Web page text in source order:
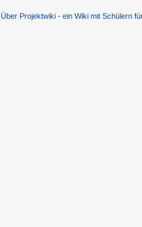
Über Projektwiki - ein Wiki mit Schülern